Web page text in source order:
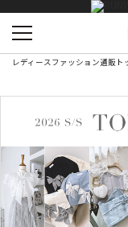
レディースファッション通販ト